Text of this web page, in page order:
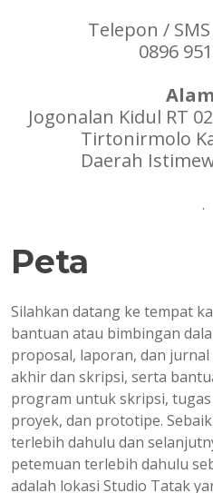
Telepon /
0896
Jogonalan Kidul RT
Tirtonirmolo
Daerah
.
Peta
Silahkan datang ke tempat
bantuan atau bimbingan
proposal, laporan, dan
akhir dan skripsi, serta
program untuk skripsi,
proyek, dan prototipe.
terlebih dahulu dan
petemuan terlebih dahulu
adalah lokasi Studio Tatak